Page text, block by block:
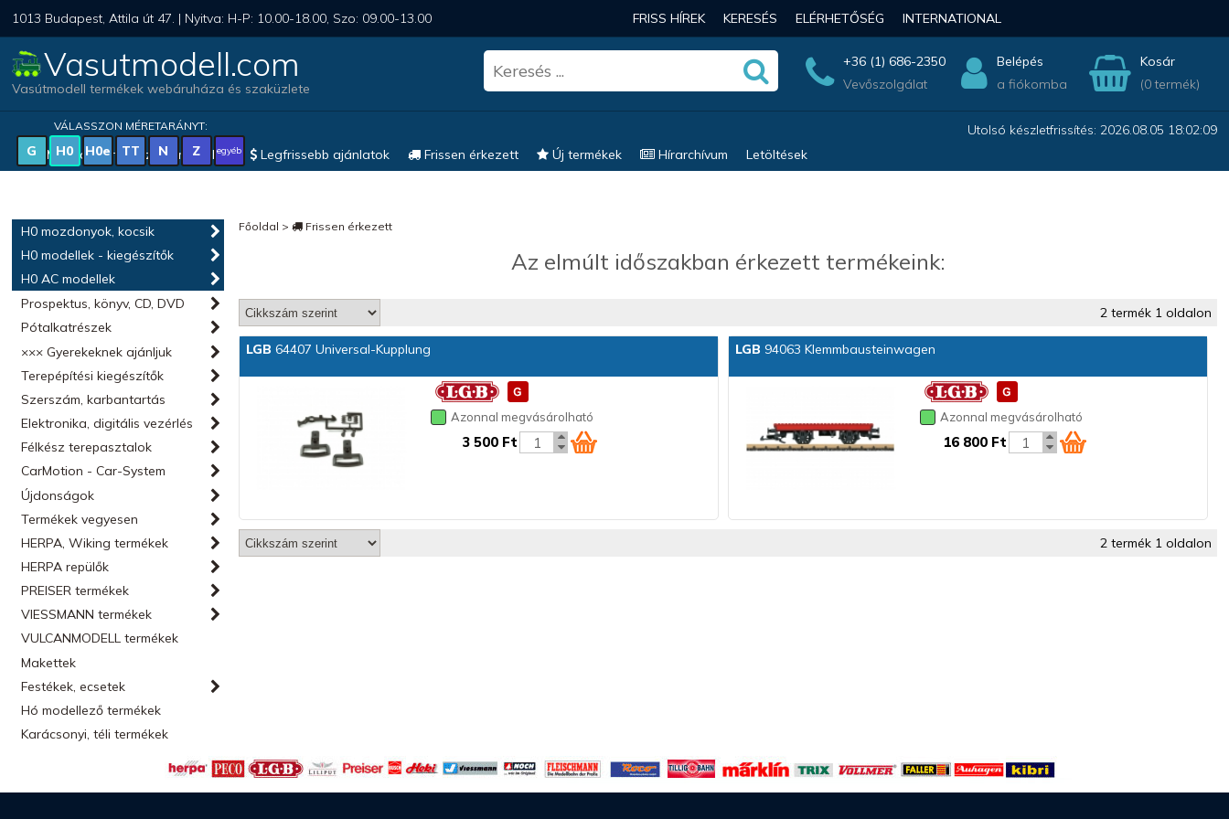
1013 Budapest, Attila út 47. | Nyitva: H-P: 10.00-18.00, Szo: 09.00-13.00 FRISS HÍREK KERESÉS ELÉRHETŐSÉG INTERNATIONAL
Vasutmodell.com
Vasútmodell termékek webáruháza és szaküzlete
+36 (1) 686-2350
Vevőszolgálat
Belépés
a fiókomba
Kosár
(0 termék)
VÁLASSZON MÉRETARÁNYT:
G H0 H0e TT N Z egyéb
Utolsó készletfrissítés: 2026.08.05 18:02:09
Magyar vonatkozású modellek
Legfrissebb ajánlatok Frissen érkezett Új termékek Hírarchívum Letöltések
H0 mozdonyok, kocsik
H0 modellek - kiegészítők
H0 AC modellek
Prospektus, könyv, CD, DVD
Pótalkatrészek
××× Gyerekeknek ajánljuk
Terepépítési kiegészítők
Szerszám, karbantartás
Elektronika, digitális vezérlés
Félkész terepasztalok
CarMotion - Car-System
Újdonságok
Termékek vegyesen
HERPA, Wiking termékek
HERPA repülők
PREISER termékek
VIESSMANN termékek
VULCANMODELL termékek
Makettek
Festékek, ecsetek
Hó modellező termékek
Karácsonyi, téli termékek
Főoldal > Frissen érkezett
Az elmúlt időszakban érkezett termékeink:
2 termék 1 oldalon
LGB 64407 Universal-Kupplung
Azonnal megvásárolható
3 500 Ft
LGB 94063 Klemmbausteinwagen
Azonnal megvásárolható
16 800 Ft
2 termék 1 oldalon